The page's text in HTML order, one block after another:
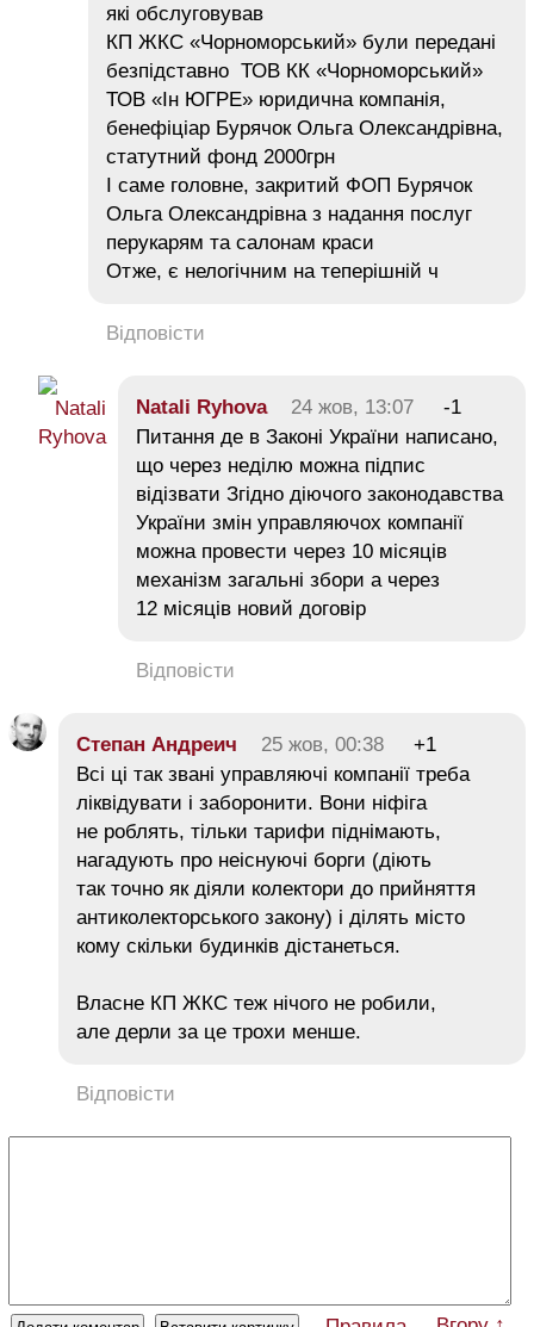
які обслуговував
КП ЖКС «Чорноморський» були передані
безпідставно ТОВ КК «Чорноморський»
ТОВ «Ін ЮГРЕ» юридична компанія,
бенефіціар Бурячок Ольга Олександрівна,
статутний фонд 2000грн
І саме головне, закритий ФОП Бурячок
Ольга Олександрівна з надання послуг
перукарям та салонам краси
Отже, є нелогічним на теперішній ч
Відповісти
Natali Ryhova 24 жов, 13:07
-1
Питання де в Законі України написано,
що через неділю можна підпис
відізвати Згідно діючого законодавства
України змін управляючох компанії
можна провести через 10 місяців
механізм загальні збори а через
12 місяців новий договір
Відповісти
Степан Андреич 25 жов, 00:38
+1
Всі ці так звані управляючі компанії треба
ліквідувати і заборонити. Вони ніфіга
не роблять, тільки тарифи піднімають,
нагадують про неіснуючі борги (діють
так точно як діяли колектори до прийняття
антиколекторського закону) і ділять місто
кому скільки будинків дістанеться.
Власне КП ЖКС теж нічого не робили,
але дерли за це трохи менше.
Відповісти